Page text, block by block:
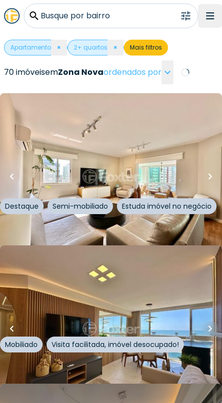
Busque por bairro
Apartamento × 2+ quartos × Mais filtros
70 imóveisemZona Novaordenados por
R$
11 % OFF
181m² •4quartos•4 banheiros•2vagas
Apartamento • Avenida Central
Avenida Central
Zona Nova,Capão da Canoa
Destaque Semi-mobiliado Estuda imóvel no negócio
Whatsapp
884964
R$1.100.000,00
60m²•2 quartos•
Apartamento • Edifício Alpha Residence
Rua Guilherme Gitman ,Zona Nova,Capão da Canoa
Mobiliado Visita facilitada, imóvel desocupado!
Whatsapp
Cód. 864969